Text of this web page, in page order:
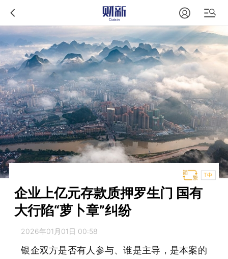
T中
企业上亿元存款质押罗生门 国有
大行陷“萝卜章”纠纷
2026年01月01日 00:58
银企双方是否有人参与、谁是主导，是本案的